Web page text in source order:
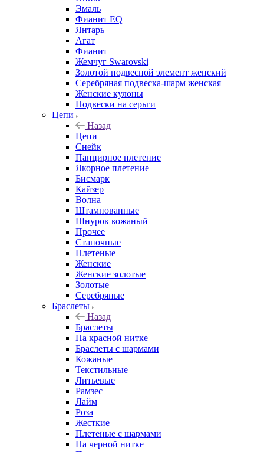
Эмаль
Фианит EQ
Янтарь
Агат
Фианит
Жемчуг Swarovski
Золотой подвесной элемент женcкий
Серебряная подвеска-шарм женская
Женские кулоны
Подвески на серьги
Цепи
Назад
Цепи
Снейк
Панцирное плетение
Якорное плетение
Бисмарк
Кайзер
Волна
Штампованные
Шнурок кожаный
Прочее
Станочные
Плетеные
Женские
Женские золотые
Золотые
Серебряные
Браслеты
Назад
Браслеты
На красной нитке
Браслеты с шармами
Кожаные
Текстильные
Литьевые
Рамзес
Лайм
Роза
Жесткие
Плетеные с шармами
На черной нитке